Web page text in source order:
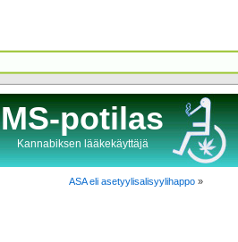
MS-potilas
Kannabiksen lääkekäyttäjä
ASA eli asetyylisalisyylihappo »